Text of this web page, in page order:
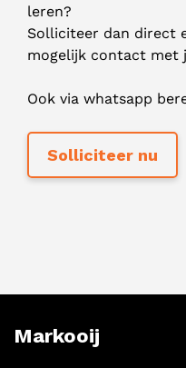
leren?
Solliciteer dan direct
mogelijk contact met
Ook via whatsapp
Markooij